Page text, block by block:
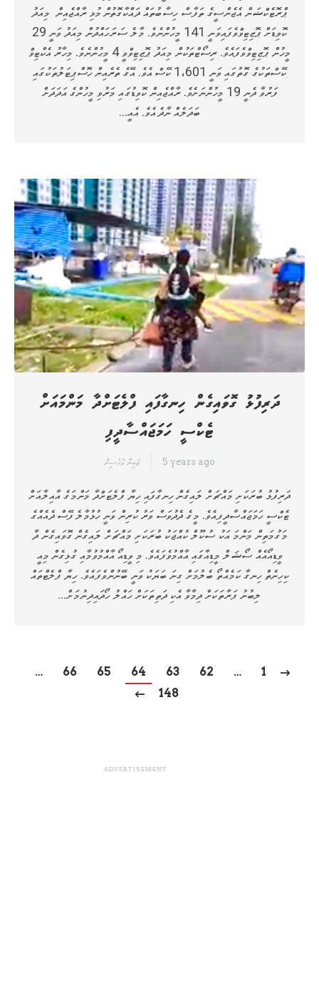
ޕްރޮޓެކްޝަން އެޖެންސީގެ ތަފާސް ހިސާބުތައް ދައްކާގޮތުން މުޅި ރާއްޖެއިން މިއަދު
ކޮވިޑަށް ޕޮޒިޓިވްވެފައިވަނީ 141 މީހުންނެވެ. މާލެ ސަރަހައްދުން މިއަދު ވަނީ 29
މީހުން ޕޮޒިޓިވްވެފައެވެ. ރިސޯޓްތަކުން މިއަދު ޕޮޒިޓިވްވީ 4 މީޙުންނެވެ. މިހާރު އެކްޓިވް
ކޭސްތަކުގެ ގޮތުގައި ވަނީ 1،601 ކޭސް އެވެ. އޭގެ ތެރެއިން ހޮސްޕިޓަލުތަކުގައި
ފަރުވާ ދެނީ 19 މީހުންނަށެވެ. ރާއްޖެއިން ކޮވިޑުގައި މަރުވި މީހުންގެ އަދަދަށް
ބަދަލެއް ނާދެ އެވެ. އެއީ…
ދަރިފުޅު ގޮވައިގެން ހިނގާފައި ފްލެޓަށްދާ މަންމައަށް
ޓެކްސީ ހަމަޖައްސާދީފި
ޒައިނާ މުހުސިން 5 years ago
ދަރިފުޅު ބުރަކަށި މައްޗަށް ލައިގެން ހިނގާފައި ހިޔާ ފްލެޓަށްދާ މަންމަގެ އާއިލާއަށް
ޓެކްސީ ހަމަޖައްސާދީފިއެވެ. މީގެ ދެދުވަސް ވަރު ކުރިން ވަނީ ހުޅުމާލެ ފޭސް ދެއެއްގެ
މަގުމަތިން މަންމަ އަކު ސުކޫލް ކުއްޖަކު ބުރަކަށި މައްޗަށް ލައިގެން ގޮވައިގެން ދާ
ވީޑިއޯއެއް ސޯޝަލް މީޑިއާގައި އާއްމުވެފައެވެ. މި ވީޑިއޯ އާއްމުވުމާއި ގުޅިގެން މިއީ
ކިހިނެތް ހިނގާ ކަމެއްތޯ ބެލުމަށް ގިނަ ބަޔަކު ވަނީ ބޭނުންވެފައެވެ. ހިޔާ ފްލެޓްތައް
ލިބުނު ފަރާތަކަށް ދިމާވާ އެކި ދަތިތަކަށް ހައްލު ހޯދައިދިނުމަށް…
1
…
62
63
64
65
66
…
148